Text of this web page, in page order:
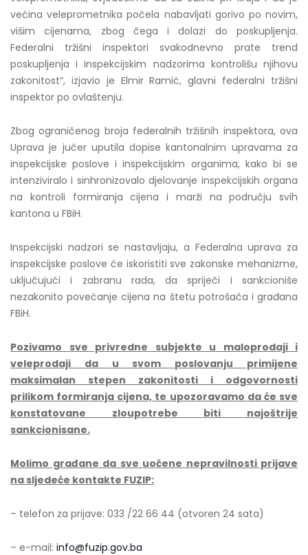
većina veleprometnika počela nabavljati gorivo po novim,
višim cijenama, zbog čega i dolazi do poskupljenja.
Federalni tržišni inspektori svakodnevno prate trend
poskupljenja i inspekcijskim nadzorima kontrolišu njihovu
zakonitost“, izjavio je Elmir Ramić, glavni federalni tržišni
inspektor po ovlaštenju.
Zbog ograničenog broja federalnih tržišnih inspektora, ova
Uprava je jučer uputila dopise kantonalnim upravama za
inspekcijske poslove i inspekcijskim organima, kako bi se
intenziviralo i sinhronizovalo djelovanje inspekcijskih organa
na kontroli formiranja cijena i marži na području svih
kantona u FBiH.
Inspekcijski nadzori se nastavljaju, a Federalna uprava za
inspekcijske poslove će iskoristiti sve zakonske mehanizme,
uključujući i zabranu rada, da spriječi i sankcioniše
nezakonito povećanje cijena na štetu potrošača i građana
FBiH.
Pozivamo sve privredne subjekte u maloprodaji i
veleprodaji da u svom poslovanju primijene
maksimalan stepen zakonitosti i odgovornosti
prilikom formiranja cijena, te upozoravamo da će sve
konstatovane zloupotrebe biti najoštrije
sankcionisane.
Molimo građane da sve uočene nepravilnosti prijave
na sljedeće kontakte FUZIP:
– telefon za prijave: 033 /22 66 44 (otvoren 24 sata)
– e-mail: info@fuzip.gov.ba